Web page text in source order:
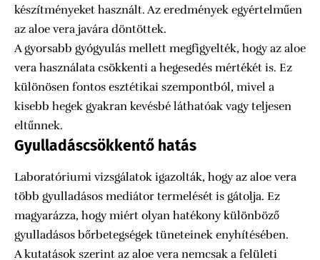
készítményeket használt. Az eredmények egyértelműen
az aloe vera javára döntöttek.
A gyorsabb gyógyulás mellett megfigyelték, hogy az aloe
vera használata csökkenti a hegesedés mértékét is. Ez
különösen fontos esztétikai szempontból, mivel a
kisebb hegek gyakran kevésbé láthatóak vagy teljesen
eltűnnek.
Gyulladáscsökkentő hatás
Laboratóriumi vizsgálatok igazolták, hogy az aloe vera
több gyulladásos mediátor termelését is gátolja. Ez
magyarázza, hogy miért olyan hatékony különböző
gyulladásos bőrbetegségek tüneteinek enyhítésében.
A kutatások szerint az aloe vera nemcsak a felületi